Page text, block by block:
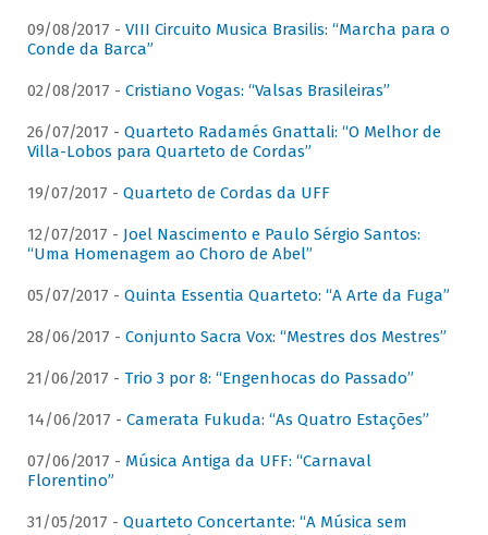
09/08/2017 - VIII Circuito Musica Brasilis: “Marcha para o
Conde da Barca”
02/08/2017 - Cristiano Vogas: “Valsas Brasileiras”
26/07/2017 - Quarteto Radamés Gnattali: “O Melhor de
Villa-Lobos para Quarteto de Cordas”
19/07/2017 - Quarteto de Cordas da UFF
12/07/2017 - Joel Nascimento e Paulo Sérgio Santos:
“Uma Homenagem ao Choro de Abel”
05/07/2017 - Quinta Essentia Quarteto: “A Arte da Fuga”
28/06/2017 - Conjunto Sacra Vox: “Mestres dos Mestres”
21/06/2017 - Trio 3 por 8: “Engenhocas do Passado”
14/06/2017 - Camerata Fukuda: “As Quatro Estações”
07/06/2017 - Música Antiga da UFF: “Carnaval
Florentino”
31/05/2017 - Quarteto Concertante: “A Música sem